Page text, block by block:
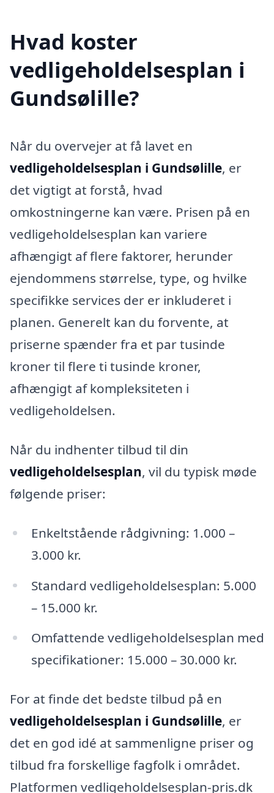
Hvad koster
vedligeholdelsesplan i
Gundsølille?
Når du overvejer at få lavet en
vedligeholdelsesplan i Gundsølille, er
det vigtigt at forstå, hvad
omkostningerne kan være. Prisen på en
vedligeholdelsesplan kan variere
afhængigt af flere faktorer, herunder
ejendommens størrelse, type, og hvilke
specifikke services der er inkluderet i
planen. Generelt kan du forvente, at
priserne spænder fra et par tusinde
kroner til flere ti tusinde kroner,
afhængigt af kompleksiteten i
vedligeholdelsen.
Når du indhenter tilbud til din
vedligeholdelsesplan, vil du typisk møde
følgende priser:
Enkeltstående rådgivning: 1.000 –
3.000 kr.
Standard vedligeholdelsesplan: 5.000
– 15.000 kr.
Omfattende vedligeholdelsesplan med
specifikationer: 15.000 – 30.000 kr.
For at finde det bedste tilbud på en
vedligeholdelsesplan i Gundsølille, er
det en god idé at sammenligne priser og
tilbud fra forskellige fagfolk i området.
Platformen vedligeholdelsesplan-pris.dk